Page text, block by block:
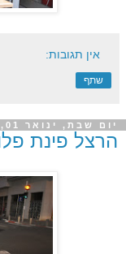
אין תגובות:
שתף
יום שבת, ינואר 01, 2011
הרצל פינת